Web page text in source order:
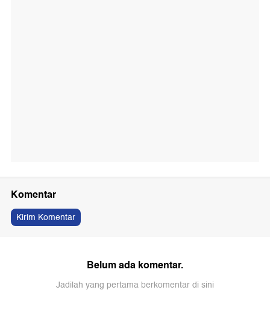
Komentar
Kirim Komentar
Belum ada komentar.
Jadilah yang pertama berkomentar di sini